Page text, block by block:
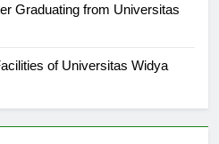
Graduating from Universitas
of Universitas Widya